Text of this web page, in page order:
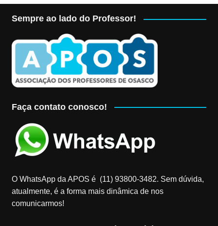
Sempre ao lado do Professor!
Faça contato conosco!
O WhatsApp da APOS é (11) 93800-3482‬. Sem dúvida,
atualmente, é a forma mais dinâmica de nos
comunicarmos!